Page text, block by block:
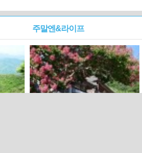
주말엔&라이프